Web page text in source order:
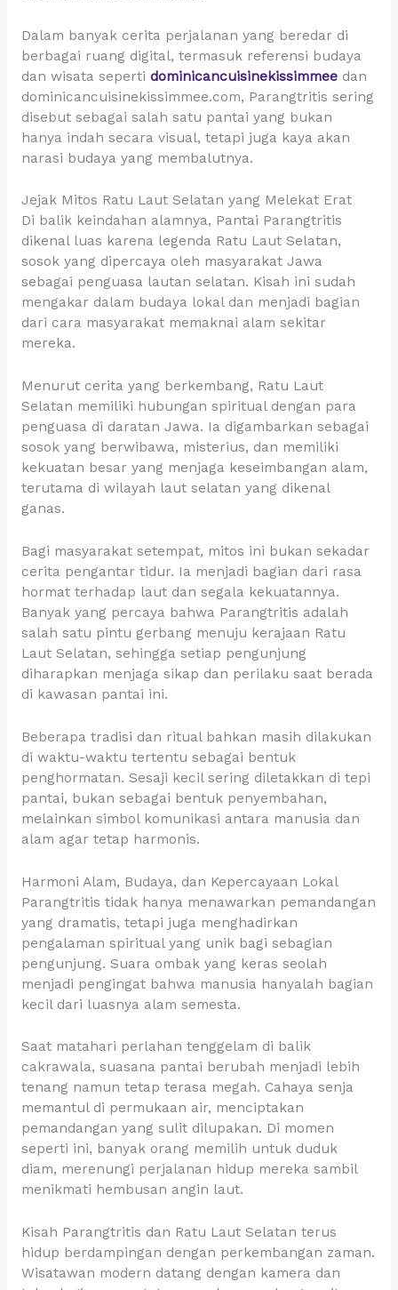
Dalam banyak cerita perjalanan yang beredar di
berbagai ruang digital, termasuk referensi budaya
dan wisata seperti dominicancuisinekissimmeedan
dominicancuisinekissimmee.com, Parangtritis sering
disebut sebagai salah satu pantai yang bukan
hanya indah secara visual, tetapi juga kaya akan
narasi budaya yang membalutnya.
Jejak Mitos Ratu Laut Selatan yang Melekat Erat
Di balik keindahan alamnya, Pantai Parangtritis
dikenal luas karena legenda Ratu Laut Selatan,
sosok yang dipercaya oleh masyarakat Jawa
sebagai penguasa lautan selatan. Kisah ini sudah
mengakar dalam budaya lokal dan menjadi bagian
dari cara masyarakat memaknai alam sekitar
mereka.
Menurut cerita yang berkembang, Ratu Laut
Selatan memiliki hubungan spiritual dengan para
penguasa di daratan Jawa. Ia digambarkan sebagai
sosok yang berwibawa, misterius, dan memiliki
kekuatan besar yang menjaga keseimbangan alam,
terutama di wilayah laut selatan yang dikenal
ganas.
Bagi masyarakat setempat, mitos ini bukan sekadar
cerita pengantar tidur. Ia menjadi bagian dari rasa
hormat terhadap laut dan segala kekuatannya.
Banyak yang percaya bahwa Parangtritis adalah
salah satu pintu gerbang menuju kerajaan Ratu
Laut Selatan, sehingga setiap pengunjung
diharapkan menjaga sikap dan perilaku saat berada
di kawasan pantai ini.
Beberapa tradisi dan ritual bahkan masih dilakukan
di waktu-waktu tertentu sebagai bentuk
penghormatan. Sesaji kecil sering diletakkan di tepi
pantai, bukan sebagai bentuk penyembahan,
melainkan simbol komunikasi antara manusia dan
alam agar tetap harmonis.
Harmoni Alam, Budaya, dan Kepercayaan Lokal
Parangtritis tidak hanya menawarkan pemandangan
yang dramatis, tetapi juga menghadirkan
pengalaman spiritual yang unik bagi sebagian
pengunjung. Suara ombak yang keras seolah
menjadi pengingat bahwa manusia hanyalah bagian
kecil dari luasnya alam semesta.
Saat matahari perlahan tenggelam di balik
cakrawala, suasana pantai berubah menjadi lebih
tenang namun tetap terasa megah. Cahaya senja
memantul di permukaan air, menciptakan
pemandangan yang sulit dilupakan. Di momen
seperti ini, banyak orang memilih untuk duduk
diam, merenungi perjalanan hidup mereka sambil
menikmati hembusan angin laut.
Kisah Parangtritis dan Ratu Laut Selatan terus
hidup berdampingan dengan perkembangan zaman.
Wisatawan modern datang dengan kamera dan